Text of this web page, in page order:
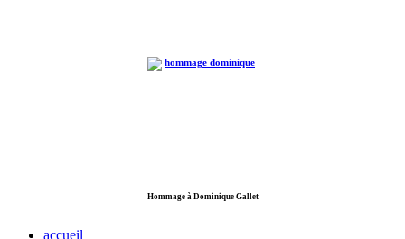
Hommage à Dominique Gallet
accueil